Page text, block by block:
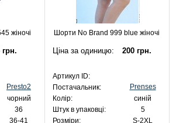
жіночі
грн.
Presto2
чорний
36
36-41
Шорти No Brand 999 blue жіночі
Ціна за одиницю: 200 грн.
Артикул ID:
Постачальник:
Prenses
Колір:
синій
Штук в упаковці:
5
Розміри:
S-2XL